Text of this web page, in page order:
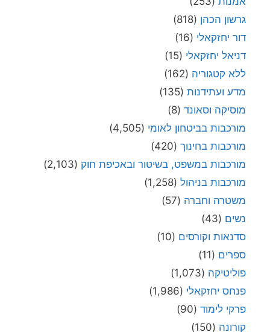
גרשון הכהן (818)
דור יחזקאלי (16)
דניאל יחזקאלי (15)
ללא קטגוריה (162)
מדע ועתידנות (135)
מוסיקה וסאונד (8)
מורכבות בביטחון לאומי (4,505)
מורכבות בחינוך (420)
מורכבות במשפט, בשיטור ובאכיפת חוק (2,103)
מורכבות בניהול (1,258)
משטרה וחברה (57)
נשים (43)
סדנאות וקורסים (10)
ספרים (11)
פוליטיקה (1,073)
פנחס יחזקאלי (1,986)
פרקי לימוד (90)
קורונה (150)